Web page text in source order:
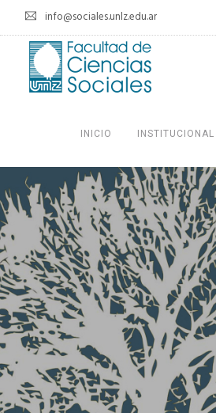
info@sociales.unlz.edu.ar
INICIO INSTITUCIONAL